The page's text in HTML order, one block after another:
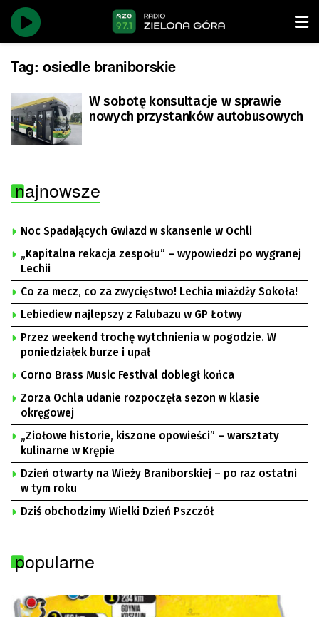
Tag: osiedle braniborskie
W sobotę konsultacje w sprawie
nowych przystanków autobusowych
najnowsze
Noc Spadających Gwiazd w skansenie w Ochli
„Kapitalna rekacja zespołu” – wypowiedzi po wygranej
Lechii
Co za mecz, co za zwycięstwo! Lechia miażdży Sokoła!
Lebiediew najlepszy z Falubazu w GP Łotwy
Przez weekend trochę wytchnienia w pogodzie. W
poniedziałek burze i upał
Corno Brass Music Festival dobiegł końca
Zorza Ochla udanie rozpoczęła sezon w klasie
okręgowej
„Ziołowe historie, kiszone opowieści” – warsztaty
kulinarne w Krępie
Dzień otwarty na Wieży Braniborskiej – po raz ostatni
w tym roku
Dziś obchodzimy Wielki Dzień Pszczół
popularne